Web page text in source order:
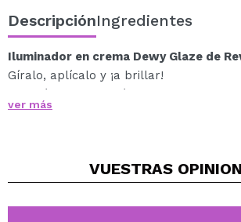
DescripciónIngredientes
Iluminador en crema Dewy Glaze de
Gíralo, aplícalo y ¡a brillar!
Tu próxima obsesión de belleza:
Dewy Glaze se fundirán con tu piel y te
tonos para que brille cualquier tono de
para conseguir una base luminosa o
ver más
VUESTRAS